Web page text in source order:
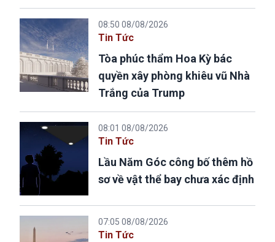
08:50 08/08/2026
Tin Tức
Tòa phúc thẩm Hoa Kỳ bác
quyền xây phòng khiêu vũ Nhà
Trắng của Trump
08:01 08/08/2026
Tin Tức
Lầu Năm Góc công bố thêm hồ
sơ về vật thể bay chưa xác định
07:05 08/08/2026
Tin Tức